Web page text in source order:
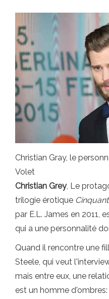
Christian Gray, le
Volet
Christian Grey, Le
trilogie érotique
par E.L. James en 2011,
qui a une personnalité
Quand il rencontre une
Steele, qui veut
mais entre eux, une
est un homme